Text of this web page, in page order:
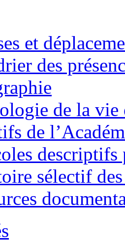
et
des
de la vie
de
descriptifs
sélectif